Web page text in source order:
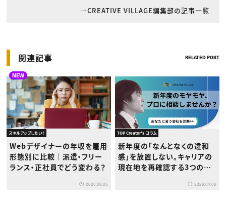
CREATIVE VILLAGE編集部の記事一覧
関連記事 RELATED POST
NEW
スキルアップしたい！
Webデザイナーの年収を雇用
形態別に比較｜派遣・フリー
ランス・正社員でどう変わる？
2026.08.05
TOP Creator's コラム
新年度の「なんとなくの違和
感」を放置しない。キャリアの
現在地を再確認する3つのス
2026.04.06